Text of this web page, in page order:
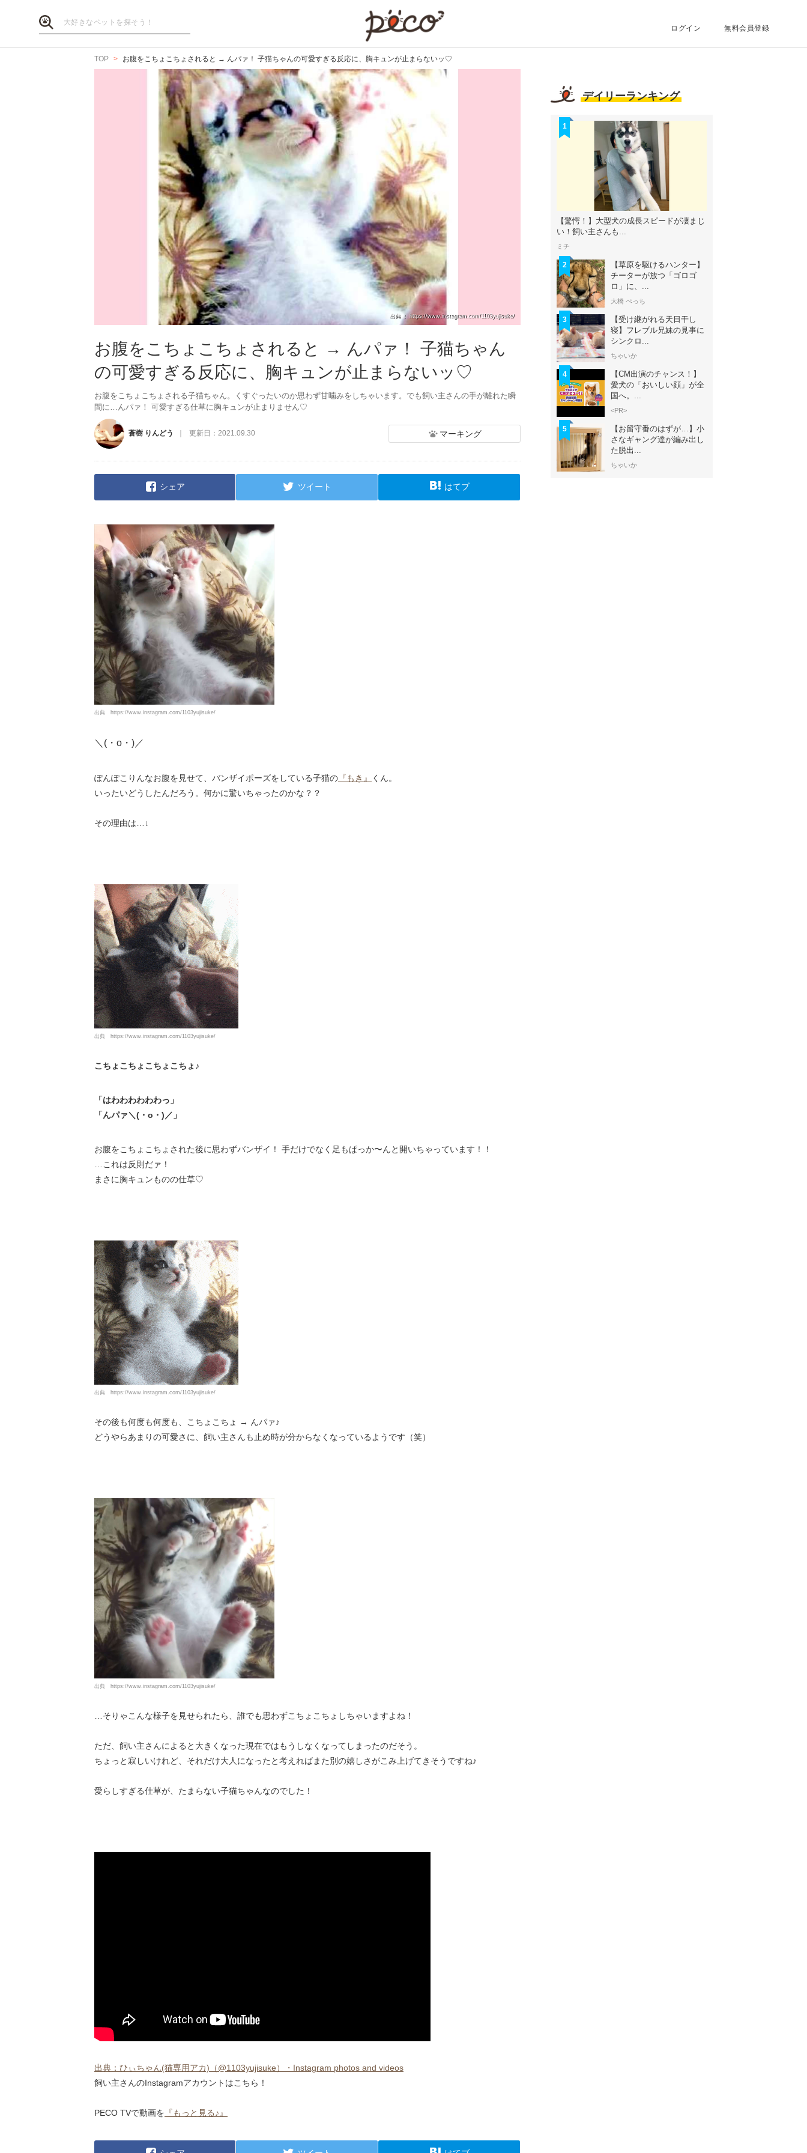
ログイン 無料会員登録
TOP お腹をこちょこちょされると → んパァ！ 子猫ちゃんの可愛すぎる反応に、胸キュンが止まらないッ♡
出典 ： https://www.instagram.com/1103yujisuke/
お腹をこちょこちょされると → んパァ！ 子猫ちゃん
の可愛すぎる反応に、胸キュンが止まらないッ♡
お腹をこちょこちょされる子猫ちゃん。くすぐったいのか思わず甘噛みをしちゃいます。でも飼い主さんの手が離れた瞬
間に…んパァ！ 可愛すぎる仕草に胸キュンが止まりません♡
蒼樹 りんどう 更新日： 2021.09.30 マーキング
シェア ツイート はてブ
出典 https://www.instagram.com/1103yujisuke/
＼(・o・)／
ぽんぽこりんなお腹を見せて、バンザイポーズをしている子猫の 『もき』
くん。
いったいどうしたんだろう。何かに驚いちゃったのかな？？
その理由は…↓
出典 https://www.instagram.com/1103yujisuke/
こちょこちょこちょこちょ♪
「はわわわわわわっ」
「んパァ＼(・o・)／」
お腹をこちょこちょされた後に思わずバンザイ！ 手だけでなく足もぱっか〜んと開いちゃっています！！
…これは反則だァ！
まさに胸キュンものの仕草♡
出典 https://www.instagram.com/1103yujisuke/
その後も何度も何度も、こちょこちょ → んパァ♪
どうやらあまりの可愛さに、飼い主さんも止め時が分からなくなっているようです（笑）
出典 https://www.instagram.com/1103yujisuke/
…そりゃこんな様子を見せられたら、誰でも思わずこちょこちょしちゃいますよね！
ただ、飼い主さんによると大きくなった現在ではもうしなくなってしまったのだそう。
ちょっと寂しいけれど、それだけ大人になったと考えればまた別の嬉しさがこみ上げてきそうですね♪
愛らしすぎる仕草が、たまらない子猫ちゃんなのでした！
出典：ひぃちゃん(猫専用アカ)（@1103yujisuke）・Instagram photos and videos
飼い主さんのInstagramアカウントはこちら！
PECO TVで動画を 『もっと見る♪』
デイリーランキング
1
【驚愕！】大型犬の成長スピードが凄まじ
い！飼い主さんも...
ミチ
2
【草原を駆けるハンター】
チーターが放つ「ゴロゴ
ロ」に、...
大橋 ぺっち
3
【受け継がれる天日干し
寝】フレブル兄妹の見事に
シンクロ...
ちゃいか
4
【CM出演のチャンス！】
愛犬の「おいしい顔」が全
国へ。...
<PR>
5
【お留守番のはずが…】小
さなギャング達が編み出し
た脱出...
ちゃいか